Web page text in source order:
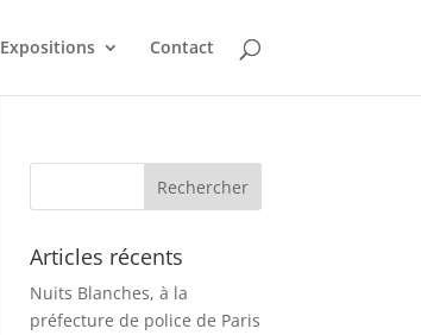
Expositions Contact
Articles récents
Nuits Blanches, à la
préfecture de police de Paris